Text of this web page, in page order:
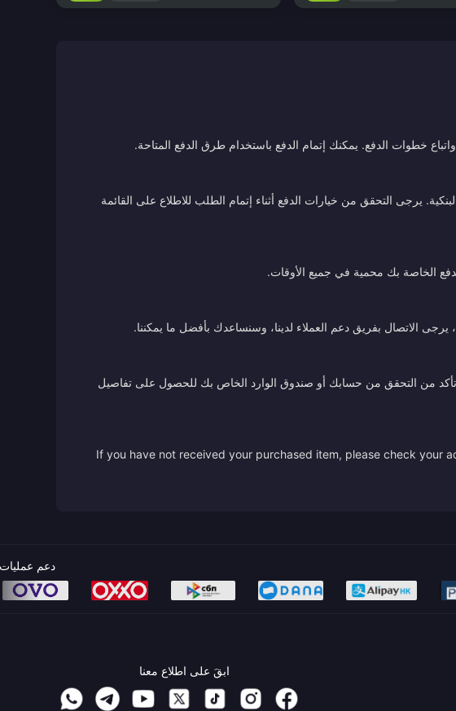
خطوات الدفع. يمكنك إتمام الدفع باستخدام طرق الدفع المتاحة.
يرجى التحقق من خيارات الدفع أثناء إتمام الطلب للاطلاع على القائمة
الخاصة بك محمية في جميع الأوقات.
الاتصال بفريق دعم العملاء لدينا، وسنساعدك بأفضل ما يمكننا.
تأكد من التحقق من حسابك أو صندوق الوارد الخاص بك للحصول على تفاصيل
If you have not received your purchased item, please check your
دعم عمليات
ابقَ على اطلاع معنا